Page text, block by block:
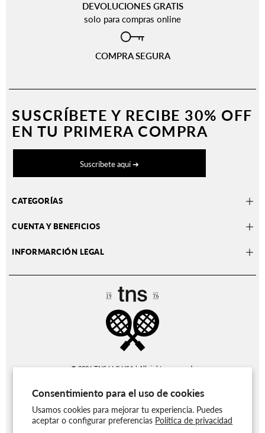
Consentimiento para el uso de cookies
Usamos cookies para mejorar tu experiencia. Puedes
aceptar o configurar preferencias Política de privacidad
DEVOLUCIONES GRATIS
solo para compras online
COMPRA SEGURA
SUSCRÍBETE Y RECIBE 30% OFF
EN TU PRIMERA COMPRA
Suscríbete aquí ➔
CATEGORÍAS
CUENTA Y BENEFICIOS
INFORMARCIÓN LEGAL
© 2026TNS LLC USA| All rights reserved.